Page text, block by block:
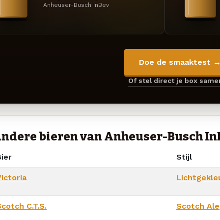
Anheuser-Busch InBev
Doe de smaaktest →
Of stel direct je box
bieren van Anheuser-Busch
Stijl
C.T.S. Scotch Ale